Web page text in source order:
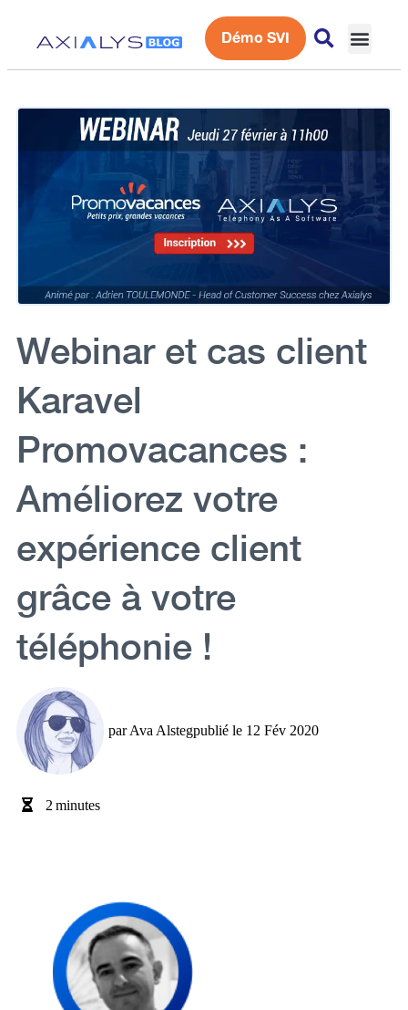
Démo SVI
Webinar et cas client
Karavel
Promovacances :
Améliorez votre
expérience client
grâce à votre
téléphonie !
parAva Alstegpublié le 12 Fév 2020
2 minutes